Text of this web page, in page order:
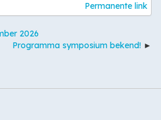
Permanente link
2026
Programma symposium bekend!